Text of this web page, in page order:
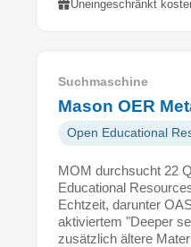
o
r
s
c
u
n
g
s
Uneingeschränkt
Suchmaschine
Mason OER
Open Educational
MOM durchsucht 22
Educational
Echtzeit, darunter
aktiviertem "Deeper
zusätzlich ältere